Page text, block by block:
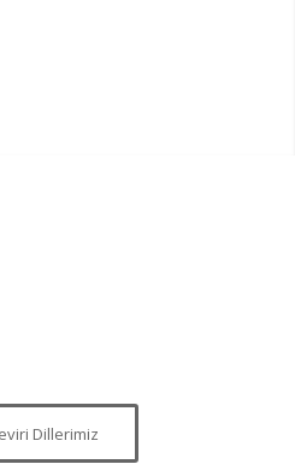
Dillerimiz